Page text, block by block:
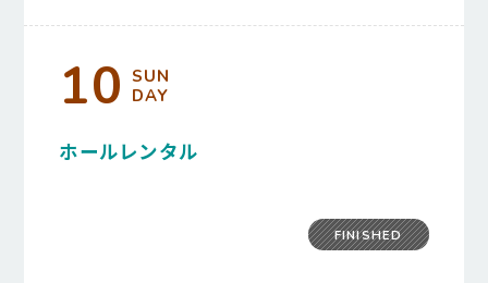
10 SUN
DAY
ホールレンタル
FINISHED